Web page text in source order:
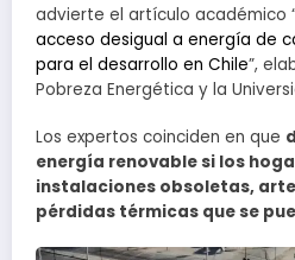
advierte el artículo académico
acceso desigual a energía de
para el desarrollo en Chile”,
Pobreza Energética y la
Los expertos coinciden en que
energía renovable si los
instalaciones obsoletas,
pérdidas térmicas que se